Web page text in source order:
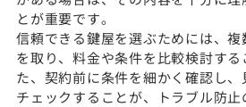
とが重要です。
信頼できる鍵屋を選ぶためには、複
を取り、料金や条件を比較検討す
た、契約前に条件を細かく確認し、
チェックすることが、トラブル防止